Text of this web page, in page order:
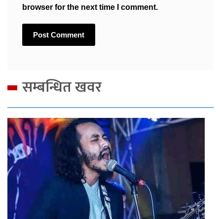
browser for the next time I comment.
सम्बन्धित खवर